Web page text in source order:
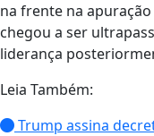
na frente na
chegou a ser
liderança
Leia Também:
Trump assina